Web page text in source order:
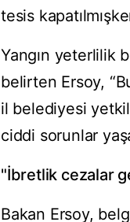
tesis
Yangın yeterlilik
belirten Ersoy,
il belediyesi
ciddi sorunlar
"İbretlik cezalar
Bakan Ersoy,